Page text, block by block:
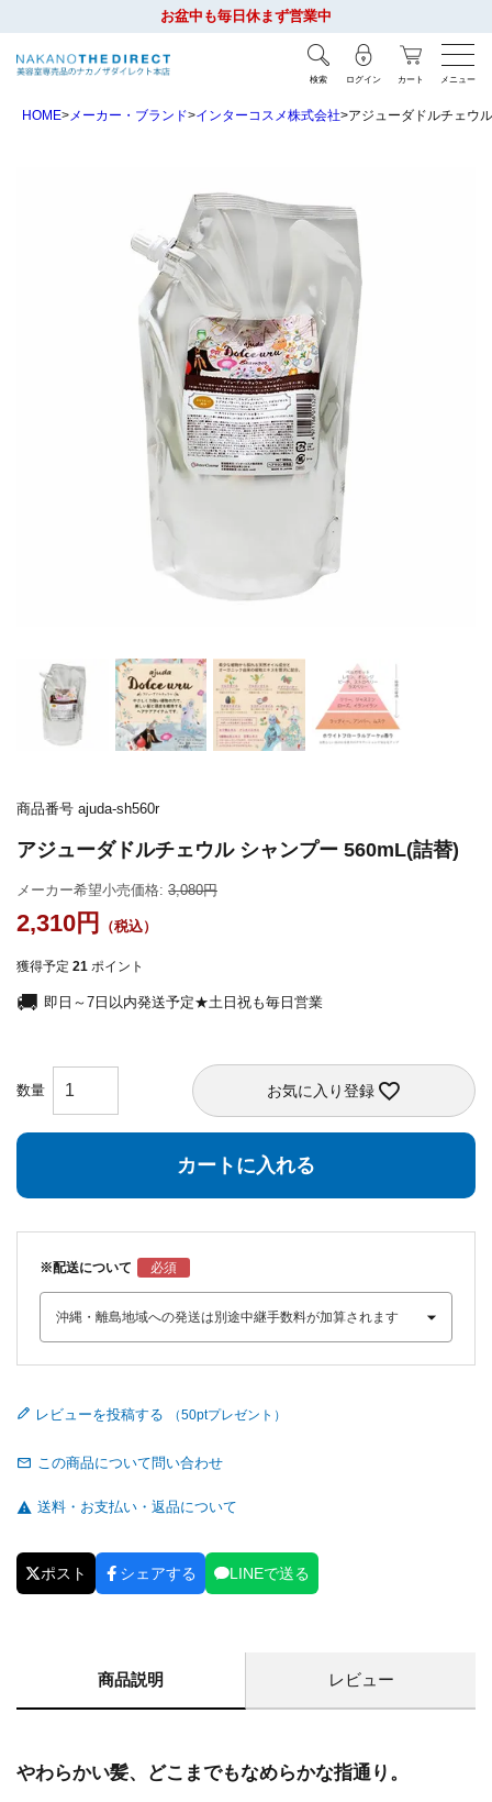
お盆中も毎日休まず営業中
検索 ログイン カート メニュー
HOME メーカー・ブランド インターコスメ株式会社 アジューダドルチェウ
商品番号 ajuda-sh560r
アジューダドルチェウル シャンプー 560mL(詰替)
メーカー希望小売価格: 3,080
2,310
獲得予定 21 ポイント
即日～7日以内発送予定★土日祝も毎日営業
お気に入り登録
カートに入れる
※配送について
レビューを投稿する
この商品について問い合わせ
送料・お支払い・返品について
ポスト シェアする LINEで送る
商品説明 レビュー
やわらかい髪、どこまでもなめらかな指通り。